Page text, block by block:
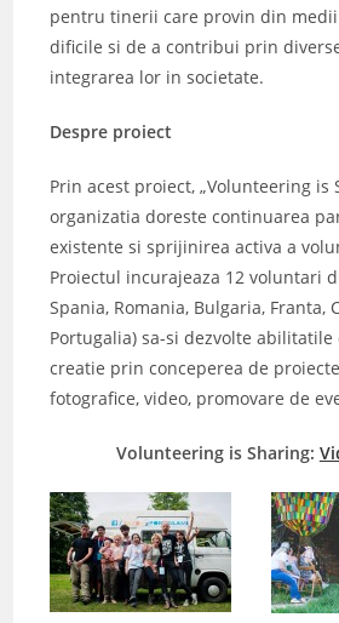
pentru tinerii care provin din
dificile si de a contribui prin
integrarea lor in societate.
Despre proiect
Prin acest proiect, „Volunteering is
organizatia doreste continuarea
existente si sprijinirea activa a
Proiectul incurajeaza 12 voluntari
Spania, Romania, Bulgaria, Franta,
Portugalia) sa-si dezvolte abilitatile
creatie prin conceperea de
fotografice, video, promovare de
Volunteering is Sharing: